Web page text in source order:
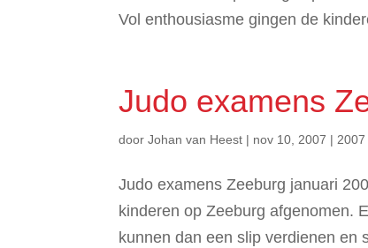
Vol enthousiasme gingen de
Judo examens
doorJohan van Heest | nov 10, 2007 |2007
Judo examens Zeeburg januari
kinderen op Zeeburg afgenomen.
kunnen dan een slip verdienen en